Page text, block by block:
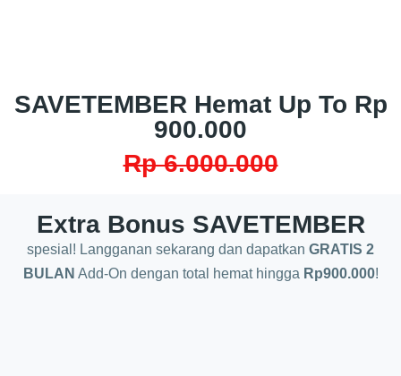
SAVETEMBER Hemat Up To Rp
900.000
Rp 6.000.000
Extra Bonus SAVETEMBER
spesial! Langganan sekarang dan dapatkan GRATIS 2
BULAN Add-On dengan total hemat hingga Rp900.000!